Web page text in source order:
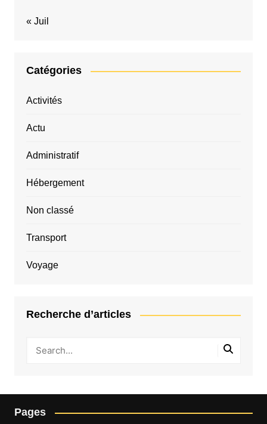
« Juil
Catégories
Activités
Actu
Administratif
Hébergement
Non classé
Transport
Voyage
Recherche d’articles
Pages